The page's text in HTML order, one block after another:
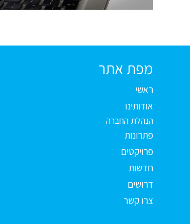
מפת אתר
ראשי
אודותינו
הנהלת החברה
פתרונות
פרויקטים
חדשות
דרושים
צרו קשר